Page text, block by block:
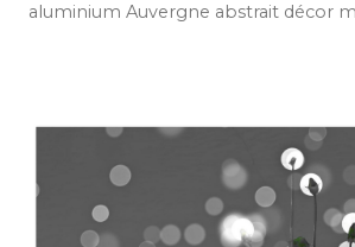
aluminium Auvergne abstrait décor